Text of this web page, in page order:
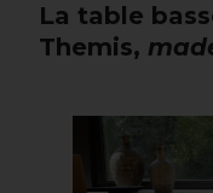
La table
Themis,